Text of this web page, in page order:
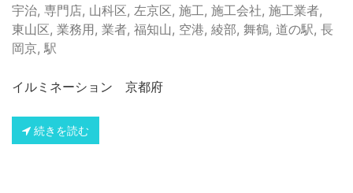
宇治, 専門店, 山科区, 左京区, 施工 , 施工会社, 施工業者,
東山区, 業務用, 業者, 福知山 , 空港, 綾部, 舞鶴, 道の駅, 長
岡京, 駅
イルミネーション 京都府
続きを読む